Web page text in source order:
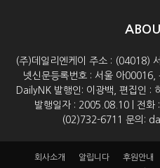
(주)데일리엔케이 주소 : (04018)
넷신문등록번호 : 서울 아
DailyNK 발행인: 이광백, 편집인 :
발행일자 : 2005.08.10 | 전
(02)732-6711 문의:
회사소개 알립니다 후원안내